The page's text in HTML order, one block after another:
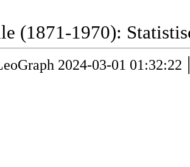
(1871-1970):
2024-03-01 01:32:22